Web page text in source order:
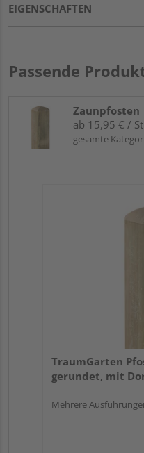
EIGENSCHAFTEN
Passende
Zaunpfosten
ab 15,95 € /
gesamte
TraumGarten
gerundet, mit
Mehrere